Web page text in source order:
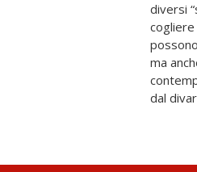
diversi
cogliere
ma
dal
diversi